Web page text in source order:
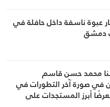
عبوة ناسفة داخل حافلة في
دمشق
محمد حسن قاسم
في صورة آخر التطورات في
أبرز المستجدات على